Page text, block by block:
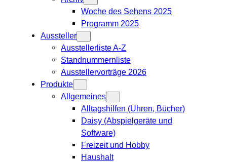
Woche des Sehens 2025
Programm 2025
Aussteller
Ausstellerliste A-Z
Standnummernliste
Ausstellervorträge 2026
Produkte
Allgemeines
Alltagshilfen (Uhren, Bücher)
Daisy (Abspielgeräte und
Software)
Freizeit und Hobby
Haushalt